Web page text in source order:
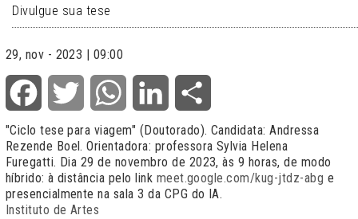
Divulgue sua tese
29, nov - 2023 | 09:00
Facebook Twitter WhatsApp LinkedIn
"Ciclo tese para viagem" (Doutorado). Candidata: Andressa
Rezende Boel. Orientadora: professora Sylvia Helena
Furegatti. Dia 29 de novembro de 2023, às 9 horas, de modo
híbrido: à distância pelo link meet.google.com/kug-jtdz-abg e
presencialmente na sala 3 da CPG do IA.
Instituto de Artes